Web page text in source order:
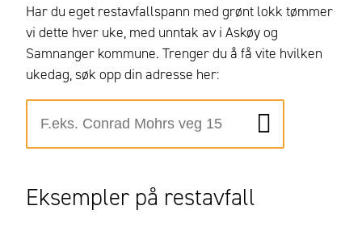
Har du eget restavfallspann med grønt lokk tømmer
vi dette hver uke, med unntak av i Askøy og
Samnanger kommune. Trenger du å få vite hvilken
ukedag, søk opp din adresse her:
Eksempler på restavfall